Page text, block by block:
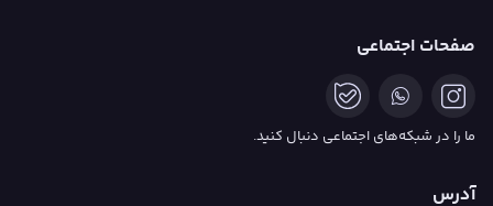
صفحات اجتماعی
ما را در شبکه‌های اجتماعی دنبال کنید.
آدرس